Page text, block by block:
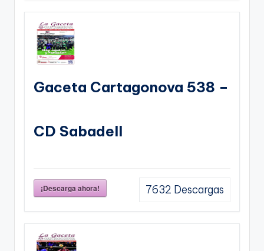
Gaceta Cartagonova 538 –
CD Sabadell
¡Descarga ahora! 7632 Descargas